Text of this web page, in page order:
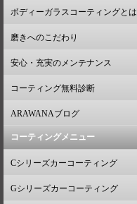
ボディーガラスコーティングとは
磨きへのこだわり
安心・充実のメンテナンス
コーティング無料診断
ARAWANAブログ
コーティングメニュー
Cシリーズカーコーティング
Gシリーズカーコーティング